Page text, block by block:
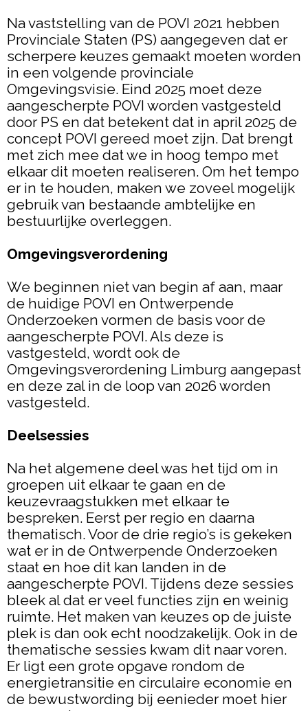
Na vaststelling van de POVI 2021 hebben
Provinciale Staten (PS) aangegeven dat er
scherpere keuzes gemaakt moeten worden
in een volgende provinciale
Omgevingsvisie. Eind 2025 moet deze
aangescherpte POVI worden vastgesteld
door PS en dat betekent dat in april 2025 de
concept POVI gereed moet zijn. Dat brengt
met zich mee dat we in hoog tempo met
elkaar dit moeten realiseren. Om het tempo
er in te houden, maken we zoveel mogelijk
gebruik van bestaande ambtelijke en
bestuurlijke overleggen.
Omgevingsverordening
We beginnen niet van begin af aan, maar
de huidige POVI en Ontwerpende
Onderzoeken vormen de basis voor de
aangescherpte POVI. Als deze is
vastgesteld, wordt ook de
Omgevingsverordening Limburg aangepast
en deze zal in de loop van 2026 worden
vastgesteld.
Deelsessies
Na het algemene deel was het tijd om in
groepen uit elkaar te gaan en de
keuzevraagstukken met elkaar te
bespreken. Eerst per regio en daarna
thematisch. Voor de drie regio’s is gekeken
wat er in de Ontwerpende Onderzoeken
staat en hoe dit kan landen in de
aangescherpte POVI. Tijdens deze sessies
bleek al dat er veel functies zijn en weinig
ruimte. Het maken van keuzes op de juiste
plek is dan ook echt noodzakelijk. Ook in de
thematische sessies kwam dit naar voren.
Er ligt een grote opgave rondom de
energietransitie en circulaire economie en
de bewustwording bij eenieder moet hier